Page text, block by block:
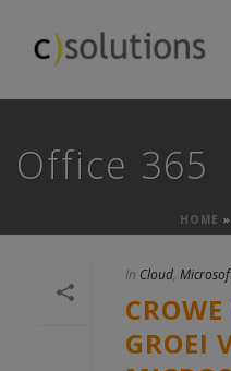
Office 365
HOME »
In Cloud,
GROEI